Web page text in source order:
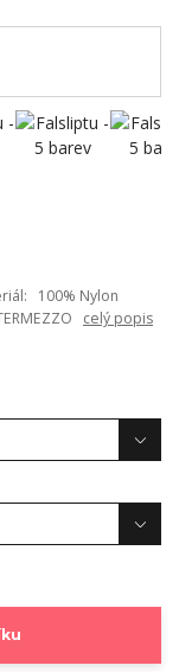
100% Nylon
celý popis